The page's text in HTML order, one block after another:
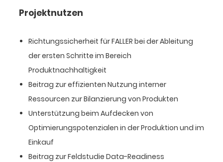
Projektnutzen
Richtungssicherheit für FALLER bei der Ableitung
der ersten Schritte im Bereich
Produktnachhaltigkeit
Beitrag zur effizienten Nutzung interner
Ressourcen zur Bilanzierung von Produkten
Unterstützung beim Aufdecken von
Optimierungspotenzialen in der Produktion und im
Einkauf
Beitrag zur Feldstudie Data-Readiness